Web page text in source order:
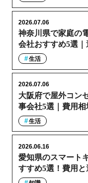
神奈川県で家庭の
会社おすすめ5選
2026.07.06
生活
大阪府で屋外コン
事会社5選｜費用
2026.07.06
生活
愛知県のスマート
すすめ5選！費用と
2026.06.16